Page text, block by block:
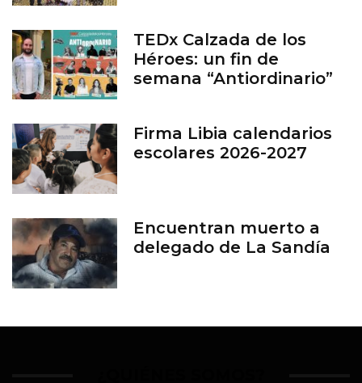
TEDx Calzada de los
Héroes: un fin de
semana “Antiordinario”
Firma Libia calendarios
escolares 2026-2027
Encuentran muerto a
delegado de La Sandía